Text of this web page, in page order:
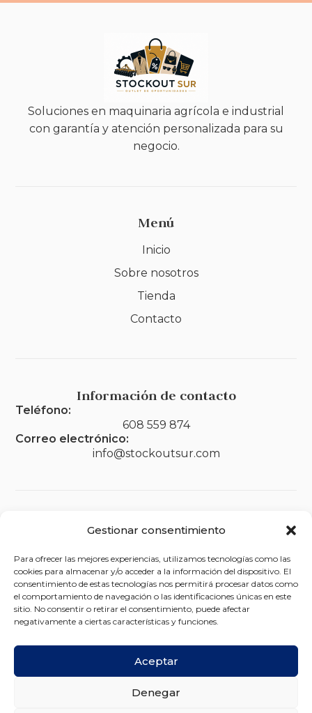
Gestionar consentimiento
Para ofrecer las mejores experiencias, utilizamos tecnologías como las
cookies para almacenar y/o acceder a la información del dispositivo. El
consentimiento de estas tecnologías nos permitirá procesar datos como
el comportamiento de navegación o las identificaciones únicas en este
sitio. No consentir o retirar el consentimiento, puede afectar
negativamente a ciertas características y funciones.
Aceptar
Denegar
Soluciones en maquinaria agrícola e industrial
con garantía y atención personalizada para su
negocio.
Menú
Inicio
Sobre nosotros
Tienda
Contacto
Información de contacto
Teléfono:
608 559 874
Correo electrónico:
info@stockoutsur.com
Política de privacidad
Política de cookies (UE)
Política de envíos y devoluciones